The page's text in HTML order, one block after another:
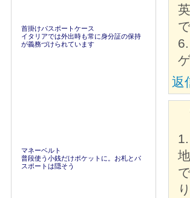
返
首掛けパスポートケース
イタリアでは外出時も常に身分証の保持
が義務づけられています
マネーベルト
普段使う小銭だけポケットに。お札とパ
スポートは隠そう